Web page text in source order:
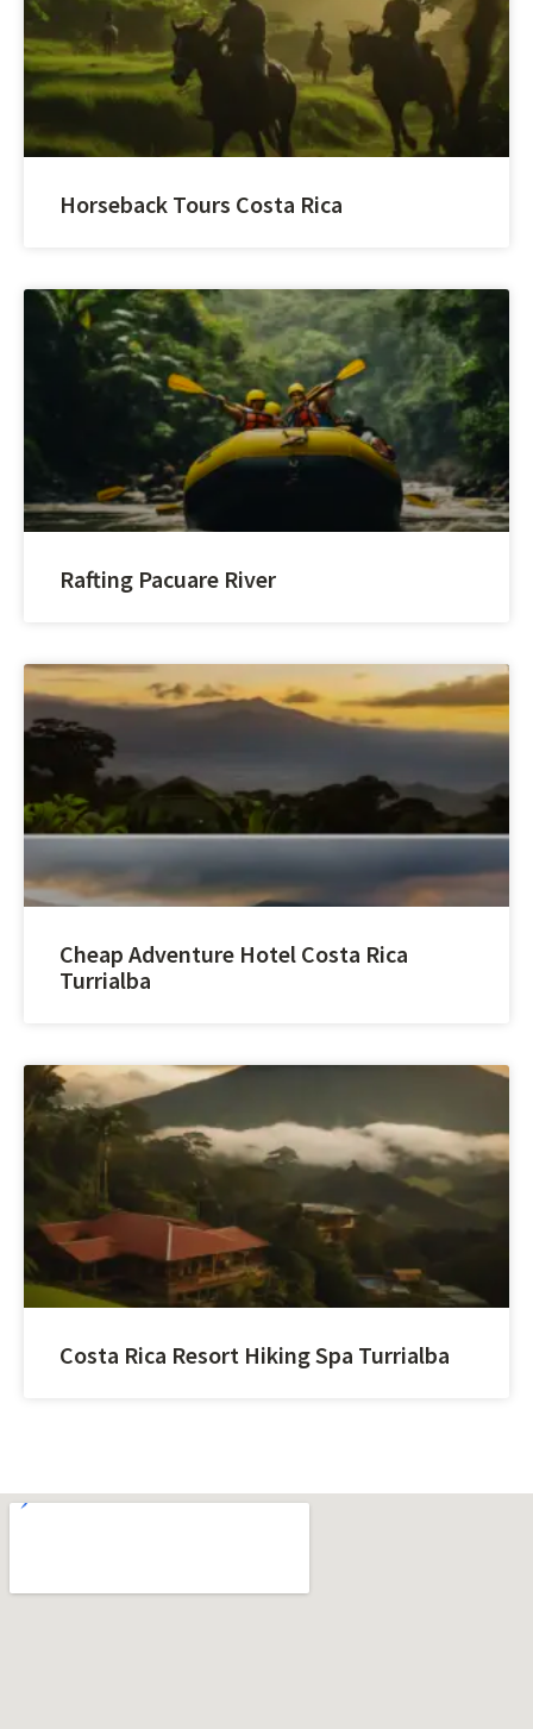
Horseback Tours Costa Rica
Rafting Pacuare River
Cheap Adventure Hotel Costa Rica
Turrialba
Costa Rica Resort Hiking Spa Turrialba